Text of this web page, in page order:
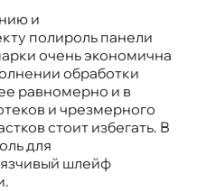
и
полироль панели
очень экономична
обработки
ее равномерно и
и чрезмерного
стоит избегать.
для
шлейф